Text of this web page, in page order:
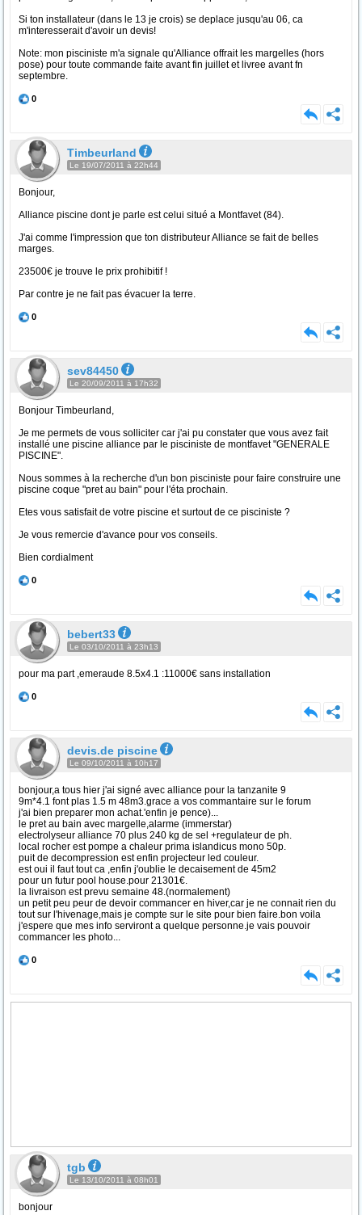
Si ton installateur (dans le 13 je crois) se deplace jusqu'au 06, ca
m'interesserait d'avoir un devis!
Note: mon pisciniste m'a signale qu'Alliance offrait les margelles (hors
pose) pour toute commande faite avant fin juillet et livree avant fn
septembre.
0
Timbeurland
Le 19/07/2011 à 22h44
Bonjour,
Alliance piscine dont je parle est celui situé a Montfavet (84).
J'ai comme l'impression que ton distributeur Alliance se fait de belles
marges.
23500€ je trouve le prix prohibitif !
Par contre je ne fait pas évacuer la terre.
0
sev84450
Le 20/09/2011 à 17h32
Bonjour Timbeurland,
Je me permets de vous solliciter car j'ai pu constater que vous avez fait
installé une piscine alliance par le pisciniste de montfavet "GENERALE
PISCINE".
Nous sommes à la recherche d'un bon pisciniste pour faire construire une
piscine coque "pret au bain" pour l'éta prochain.
Etes vous satisfait de votre piscine et surtout de ce pisciniste ?
Je vous remercie d'avance pour vos conseils.
Bien cordialment
0
bebert33
Le 03/10/2011 à 23h13
pour ma part ,emeraude 8.5x4.1 :11000€ sans installation
0
devis.de piscine
Le 09/10/2011 à 10h17
bonjour,a tous hier j'ai signé avec alliance pour la tanzanite 9
9m*4.1 font plas 1.5 m 48m3.grace a vos commantaire sur le forum
j'ai bien preparer mon achat.'enfin je pence)...
le pret au bain avec margelle,alarme (immerstar)
electrolyseur alliance 70 plus 240 kg de sel +regulateur de ph.
local rocher est pompe a chaleur prima islandicus mono 50p.
puit de decompression est enfin projecteur led couleur.
est oui il faut tout ca ,enfin j'oublie le decaisement de 45m2
pour un futur pool house.pour 21301€.
la livraison est prevu semaine 48.(normalement)
un petit peu peur de devoir commancer en hiver,car je ne connait rien du
tout sur l'hivenage,mais je compte sur le site pour bien faire.bon voila
j'espere que mes info serviront a quelque personne.je vais pouvoir
commancer les photo...
0
tgb
Le 13/10/2011 à 08h01
bonjour